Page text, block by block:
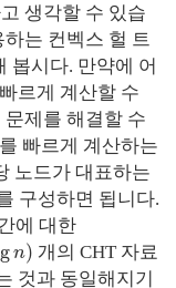
생각할 수 있습
는 컨벡스 헐 트
봅시다. 만약에 어
르게 계산할 수
제를 해결할 수
를 빠르게 계산하는
노드가 대표하는
구성하면 됩니다.
에 대한
n) 개의 CHT 자료
것과 동일해지기